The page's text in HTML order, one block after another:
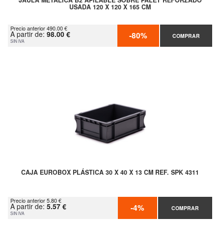
USADA 120 X 120 X 165 CM
Precio anterior 490.00 €
A partir de: 98.00 €
SIN IVA -80% COMPRAR
CAJA EUROBOX PLÁSTICA 30 X 40 X 13 CM REF. SPK 4311
Precio anterior 5.80 €
A partir de: 5.57 €
SIN IVA -4% COMPRAR